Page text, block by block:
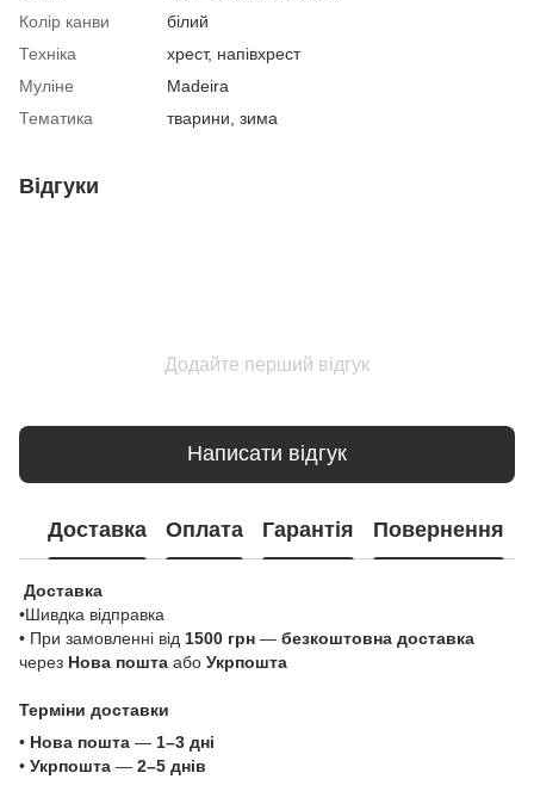
Колір канви
білий
Техніка
хрест, напівхрест
Муліне
Madeira
Тематика
тварини, зима
Відгуки
Додайте перший відгук
Написати відгук
Доставка Оплата Гарантія Повернення
Доставка
•Шивдка відправка
• При замовленні від 1500 грн — безкоштовна доставка
через Нова пошта або Укрпошта
Терміни доставки
• Нова пошта — 1–3 дні
• Укрпошта — 2–5 днів